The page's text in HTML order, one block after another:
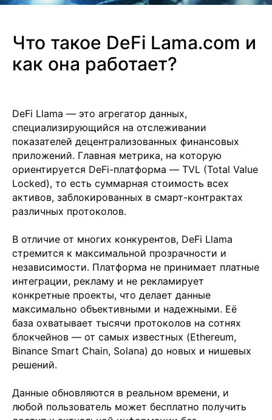
Что такое DeFi Lama.com и
как она работает?
DeFi Llama — это агрегатор данных,
специализирующийся на отслеживании
показателей децентрализованных финансовых
приложений. Главная метрика, на которую
ориентируется DeFi-платформа — TVL (Total Value
Locked), то есть суммарная стоимость всех
активов, заблокированных в смарт-контрактах
различных протоколов.
В отличие от многих конкурентов, DeFi Llama
стремится к максимальной прозрачности и
независимости. Платформа не принимает платные
интеграции, рекламу и не рекламирует
конкретные проекты, что делает данные
максимально объективными и надежными. Её
база охватывает тысячи протоколов на сотнях
блокчейнов — от самых известных (Ethereum,
Binance Smart Chain, Solana) до новых и нишевых
решений.
Данные обновляются в реальном времени, и
любой пользователь может бесплатно получить